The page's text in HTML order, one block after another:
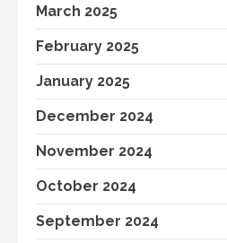
March 2025
February 2025
January 2025
December 2024
November 2024
October 2024
September 2024